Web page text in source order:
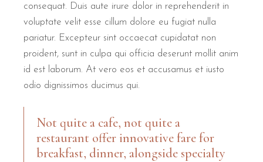
consequat. Duis aute irure dolor in reprehenderit in
voluptate velit esse cillum dolore eu fugiat nulla
pariatur. Excepteur sint occaecat cupidatat non
proident, sunt in culpa qui officia deserunt mollit anim
id est laborum. At vero eos et accusamus et iusto
odio dignissimos ducimus qui.
Not quite a cafe, not quite a
restaurant offer innovative fare for
breakfast, dinner, alongside specialty